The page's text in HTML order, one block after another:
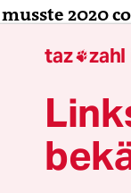
2020
zu
ist wunderbar.
zu
Und es
taz 